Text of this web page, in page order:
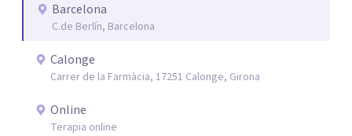
Barcelona
C.de Berlín, Barcelona
Calonge
Carrer de la Farmàcia, 17251 Calonge, Girona
Online
Terapia online